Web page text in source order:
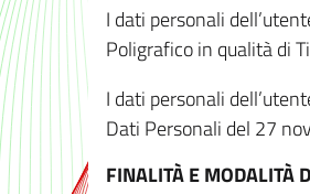
I dati personali
Poligrafico in qualità di
I dati personali
Dati Personali del 27
FINALITÀ E MODALITÀ